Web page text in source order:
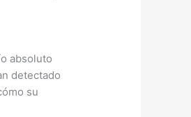
absoluto
detectado
su